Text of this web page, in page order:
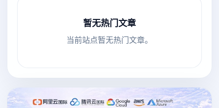
暂无热门文章
当前站点暂无热门文章。